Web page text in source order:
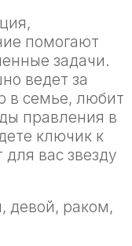
помогают
задачи.
ведет за
в семье, любит
правления в
ключик к
для вас звезду
девой, раком,